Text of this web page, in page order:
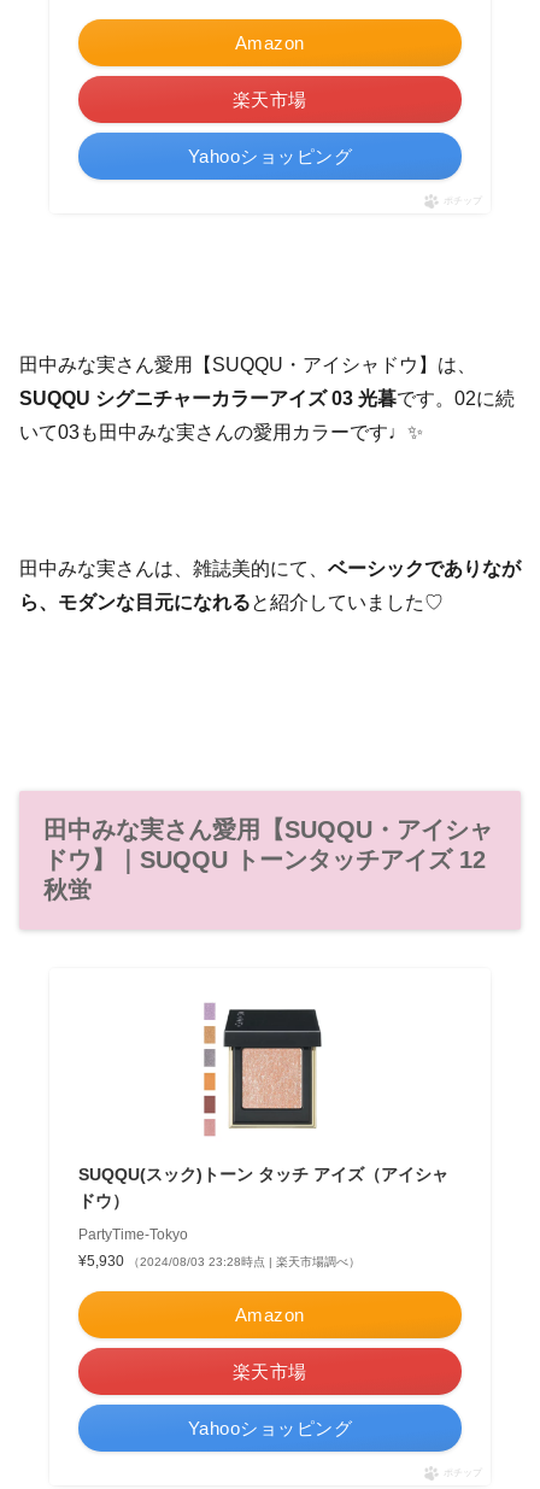
Amazon
楽天市場
Yahooショッピング
ポチップ
田中みな実さん愛用【SUQQU・アイシャドウ】は、
SUQQU シグニチャーカラーアイズ 03 光暮です。02に続
いて03も田中みな実さんの愛用カラーです♩✨
田中みな実さんは、雑誌美的にて、 ベーシックでありなが
ら、モダンな目元になれると紹介していました♡
田中みな実さん愛用【SUQQU・アイシャ
ドウ】｜SUQQU トーンタッチアイズ 12
秋蛍
SUQQU(スック)トーン タッチ アイズ（アイシャ
ドウ）
PartyTime-Tokyo
¥5,930
（2024/08/03 23:28時点 | 楽天市場調べ）
Amazon
楽天市場
Yahooショッピング
ポチップ